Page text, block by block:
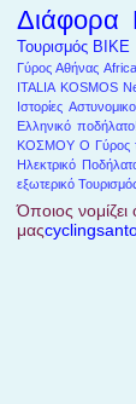
Διάφορα
Τουρισμός BIKE
Γύρος Αθήνας Africa
ITALIA KOSMOS
Ιστορίες
Ελληνικό ποδήλατο!
ΚΟΣΜΟΥ Ο Γύρος
Ηλεκτρικό
εξωτερικό
Όποιος νομίζει
μας